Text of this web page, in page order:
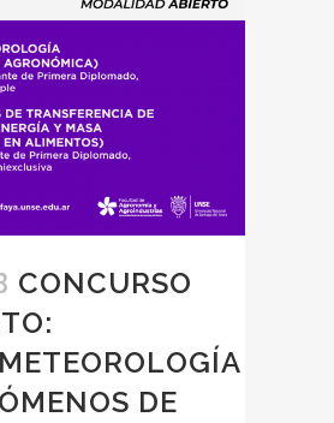
CONCURSO
DE